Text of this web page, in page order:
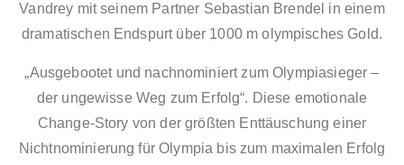
Vandrey mit seinem Partner Sebastian Brendel in einem
dramatischen Endspurt über 1000 m olympisches Gold.
„Ausgebootet und nachnominiert zum Olympiasieger –
der ungewisse Weg zum Erfolg“. Diese emotionale
Change-Story von der größten Enttäuschung einer
Nichtnominierung für Olympia bis zum maximalen Erfolg